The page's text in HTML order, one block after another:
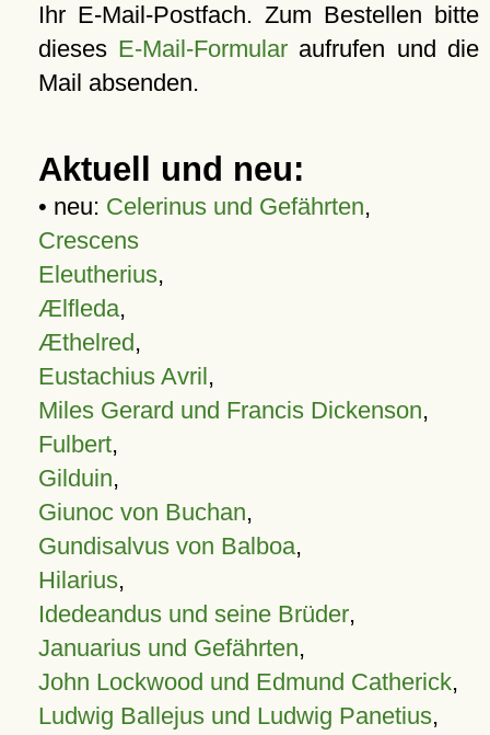
Ihr E-Mail-Postfach. Zum Bestellen bitte
dieses E-Mail-Formular aufrufen und die
Mail absenden.
Aktuell und neu:
• neu: Celerinus und Gefährten,
Crescens
Eleutherius,
Ælfleda,
Æthelred,
Eustachius Avril,
Miles Gerard und Francis Dickenson,
Fulbert,
Gilduin,
Giunoc von Buchan,
Gundisalvus von Balboa,
Hilarius,
Idedeandus und seine Brüder,
Januarius und Gefährten,
John Lockwood und Edmund Catherick,
Ludwig Ballejus und Ludwig Panetius,